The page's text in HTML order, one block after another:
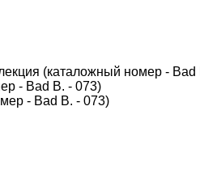
(каталожный номер - Bad
- Bad B. - 073)